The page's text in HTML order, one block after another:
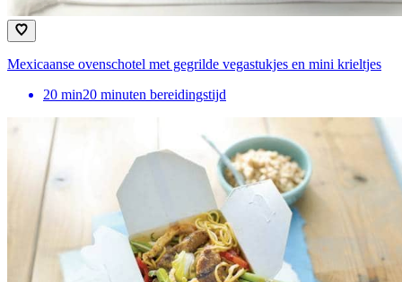
Mexicaanse ovenschotel met gegrilde vegastukjes en mini krieltjes
20 min20 minuten bereidingstijd